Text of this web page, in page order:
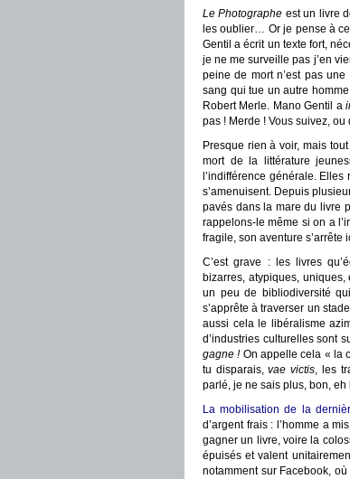
Le Photographe est un livre
les oublier… Or je pense à
Gentil a écrit un texte fort,
je ne me surveille pas j’en
peine de mort n’est pas
sang qui tue un autre
Robert Merle. Mano Gentil a
pas ! Merde ! Vous suivez, ou
Presque rien à voir, mais
mort de la littérature
l’indifférence générale.
s’amenuisent. Depuis
pavés dans la mare du livre
rappelons-le même si on a
fragile, son aventure s’arrête
C’est grave : les livres
bizarres, atypiques,
un peu de bibliodiversité
s’apprête à traverser un
aussi cela le libéralisme
d’industries culturelles sont
gagne !On appelle cela « la
tu disparais,vae victis, les
parlé, je ne sais plus, bon, eh
La mobilisation de la
d’argent frais : l’homme a
gagner un livre, voire la
épuisés et valent
notamment sur Facebook,